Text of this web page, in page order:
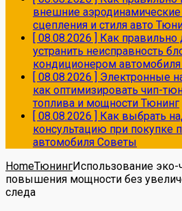
внешние
сцепления и стиля авто
[ 08.08.2026 ] Как правильно
устранить неисправность
кондиционером автомобиля
[ 08.08.2026 ] Электронные
как оптимизировать чип-
топлива и мощности Тюнинг
[ 08.08.2026 ] Как выбрать
консультацию при покупке
автомобиля Советы
HomeТюнингИспользование
повышения мощности без
следа